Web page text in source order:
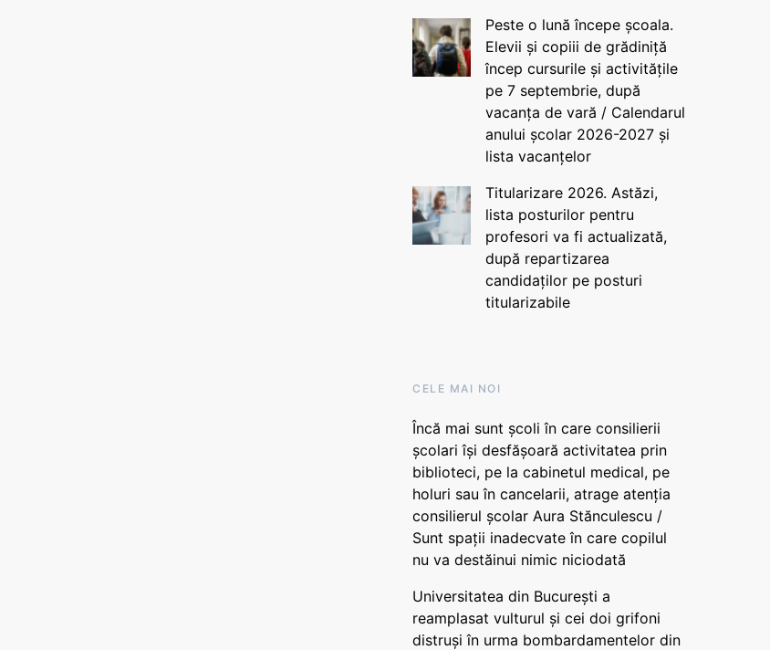
Peste o lună începe școala.
Elevii și copiii de grădiniță
încep cursurile și activitățile
pe 7 septembrie, după
vacanța de vară / Calendarul
anului școlar 2026-2027 și
lista vacanțelor
Titularizare 2026. Astăzi,
lista posturilor pentru
profesori va fi actualizată,
după repartizarea
candidaților pe posturi
titularizabile
CELE MAI NOI
Încă mai sunt școli în care consilierii
școlari își desfășoară activitatea prin
biblioteci, pe la cabinetul medical, pe
holuri sau în cancelarii, atrage atenția
consilierul școlar Aura Stănculescu /
Sunt spații inadecvate în care copilul
nu va destăinui nimic niciodată
Universitatea din București a
reamplasat vulturul și cei doi grifoni
distruși în urma bombardamentelor din